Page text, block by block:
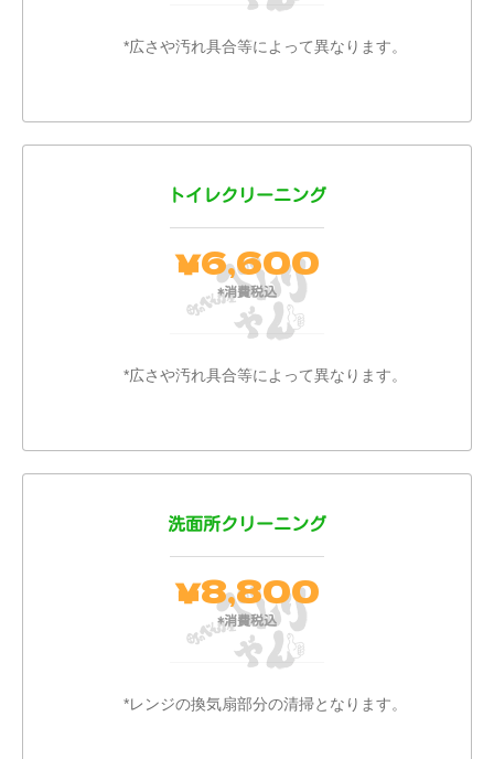
*広さや汚れ具合等によって異なります。
トイレクリーニング
￥6,600
*消費税込
*広さや汚れ具合等によって異なります。
洗面所クリーニング
￥8,800
*消費税込
*レンジの換気扇部分の清掃となります。